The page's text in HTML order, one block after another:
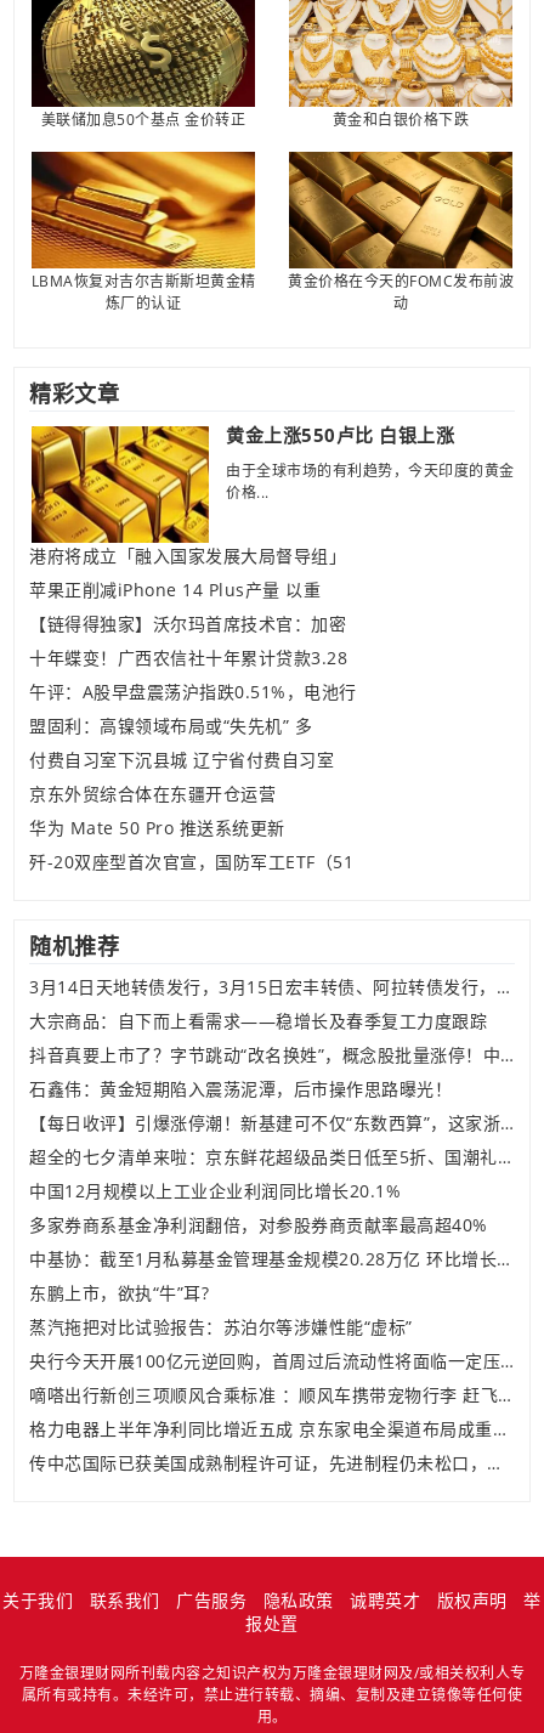
美联储加息50个基点 金价转正 黄金和白银价格下跌
LBMA恢复对吉尔吉斯斯坦黄金精
炼厂的认证
黄金价格在今天的FOMC发布前波
动
精彩文章
黄金上涨550卢比 白银上涨
由于全球市场的有利趋势，今天印度的黄金
价格...
港府将成立「融入国家发展大局督导组」
苹果正削减iPhone 14 Plus产量 以重
【链得得独家】沃尔玛首席技术官：加密
十年蝶变！广西农信社十年累计贷款3.28
午评：A股早盘震荡沪指跌0.51%，电池行
盟固利：高镍领域布局或“失先机” 多
付费自习室下沉县城 辽宁省付费自习室
京东外贸综合体在东疆开仓运营
华为 Mate 50 Pro 推送系统更新
歼-20双座型首次官宣，国防军工ETF（51
随机推荐
3月14日天地转债发行，3月15日宏丰转债、阿拉转债发行，双箭转债上市
大宗商品：自下而上看需求——稳增长及春季复工力度跟踪
抖音真要上市了？字节跳动“改名换姓”，概念股批量涨停！中概股上市专家出任CFO
石鑫伟：黄金短期陷入震荡泥潭，后市操作思路曝光！
【每日收评】引爆涨停潮！新基建可不仅“东数西算”，这家浙江基建股已10天9板
超全的七夕清单来啦：京东鲜花超级品类日低至5折、国潮礼盒上新
中国12月规模以上工业企业利润同比增长20.1%
多家券商系基金净利润翻倍，对参股券商贡献率最高超40%
中基协：截至1月私募基金管理基金规模20.28万亿 环比增长2.6%
东鹏上市，欲执“牛”耳?
蒸汽拖把对比试验报告：苏泊尔等涉嫌性能“虚标”
央行今天开展100亿元逆回购，首周过后流动性将面临一定压力
嘀嗒出行新创三项顺风合乘标准 ：顺风车携带宠物行李 赶飞机火车均应提前备注协商
格力电器上半年净利同比增近五成 京东家电全渠道布局成重要推力
传中芯国际已获美国成熟制程许可证，先进制程仍未松口，港股盘中涨10%
关于我们 联系我们 广告服务 隐私政策 诚聘英才 版权声明
举
报处置
万隆金银理财网所刊载内容之知识产权为万隆金银理财网及/或相关权利人专
属所有或持有。未经许可，禁止进行转载、摘编、复制及建立镜像等任何使
用。